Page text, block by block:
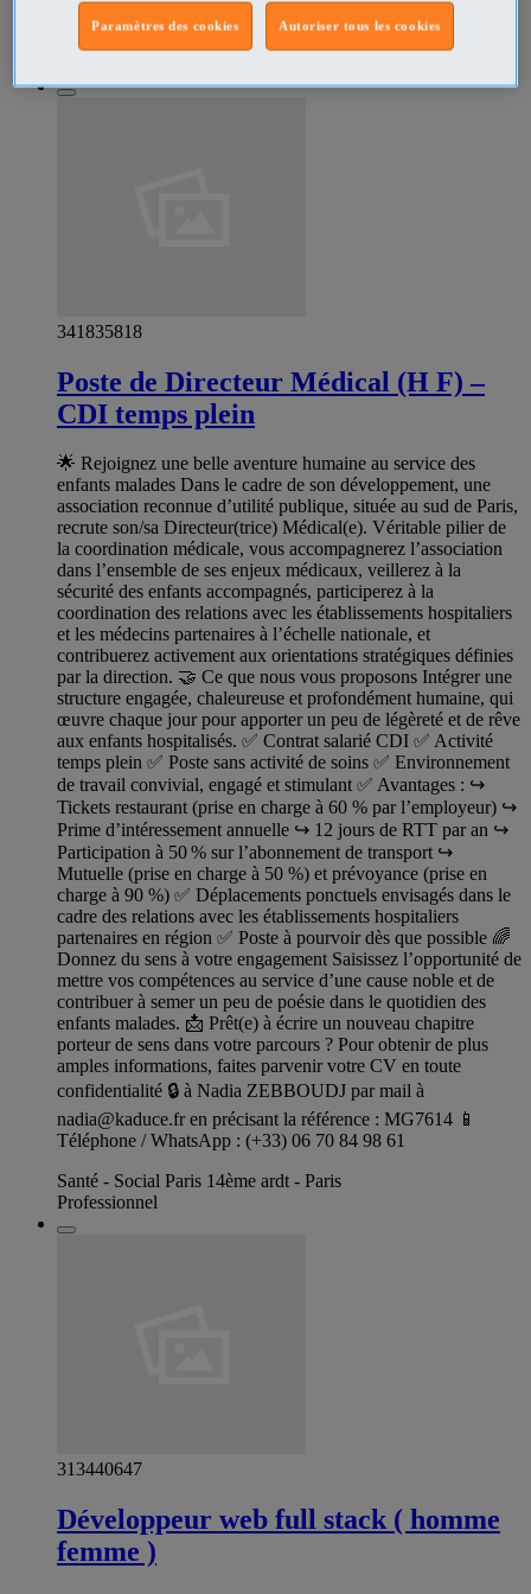
Commercial - Vente Paris 1er ardt - Paris
341835818
Poste de Directeur Médical (H F) –
CDI temps plein
🌟 Rejoignez une belle aventure humaine au service des
enfants malades Dans le cadre de son développement, une
association reconnue d’utilité publique, située au sud de Paris,
recrute son/sa Directeur(trice) Médical(e). Véritable pilier de
la coordination médicale, vous accompagnerez l’association
dans l’ensemble de ses enjeux médicaux, veillerez à la
sécurité des enfants accompagnés, participerez à la
coordination des relations avec les établissements hospitaliers
et les médecins partenaires à l’échelle nationale, et
contribuerez activement aux orientations stratégiques définies
par la direction. 🤝 Ce que nous vous proposons Intégrer une
structure engagée, chaleureuse et profondément humaine, qui
œuvre chaque jour pour apporter un peu de légèreté et de rêve
aux enfants hospitalisés. ✅ Contrat salarié CDI ✅ Activité
temps plein ✅ Poste sans activité de soins ✅ Environnement
de travail convivial, engagé et stimulant ✅ Avantages : ↪️
Tickets restaurant (prise en charge à 60 % par l’employeur) ↪️
Prime d’intéressement annuelle ↪️ 12 jours de RTT par an ↪️
Participation à 50 % sur l’abonnement de transport ↪️
Mutuelle (prise en charge à 50 %) et prévoyance (prise en
charge à 90 %) ✅ Déplacements ponctuels envisagés dans le
cadre des relations avec les établissements hospitaliers
partenaires en région ✅ Poste à pourvoir dès que possible 🌈
Donnez du sens à votre engagement Saisissez l’opportunité de
mettre vos compétences au service d’une cause noble et de
contribuer à semer un peu de poésie dans le quotidien des
enfants malades. 📩 Prêt(e) à écrire un nouveau chapitre
porteur de sens dans votre parcours ? Pour obtenir de plus
amples informations, faites parvenir votre CV en toute
confidentialité 🔒 à Nadia ZEBBOUDJ par mail à
nadia@kaduce.fren précisant la référence : MG7614 📱
Téléphone / WhatsApp : (+33) 06 70 84 98 61
Santé - Social Paris 14ème ardt - Paris
Professionnel
313440647
Développeur web full stack ( homme
femme )
Autoriser tous les cookies
Paramètres des cookies